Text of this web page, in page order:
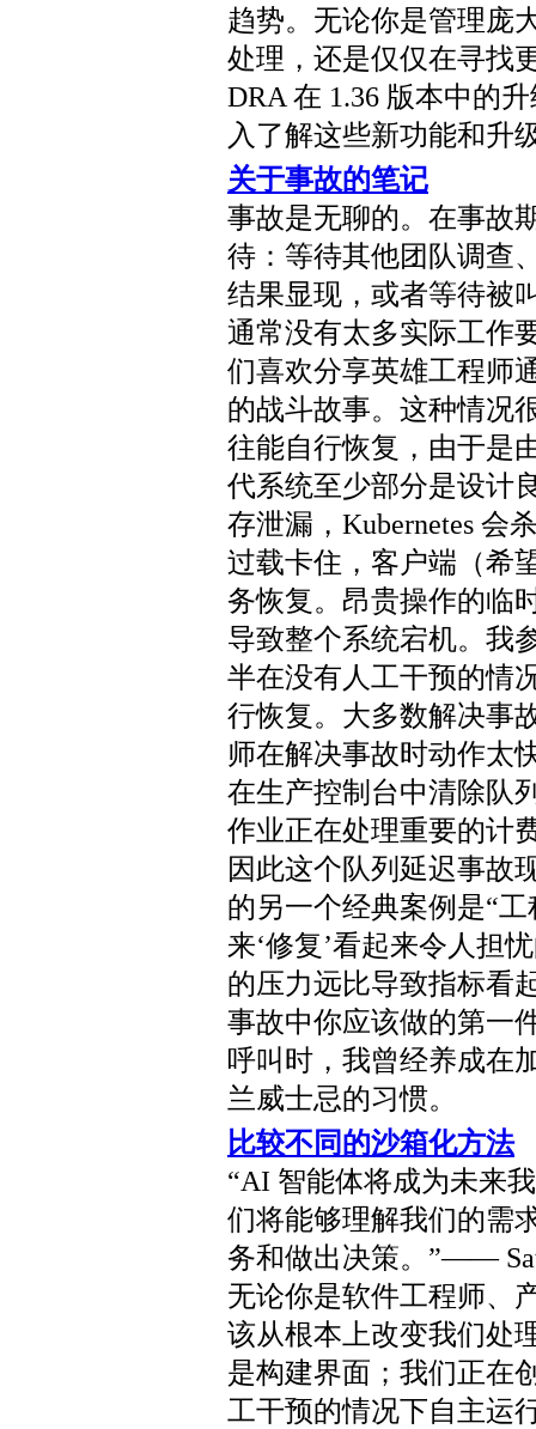
趋势。无论你是管理庞
处理，还是仅仅在寻找
DRA 在 1.36 版本中的
入了解这些新功能和升
关于事故的笔记
事故是无聊的。在事故
待：等待其他团队调查
结果显现，或者等待被
通常没有太多实际工作
们喜欢分享英雄工程师
的战斗故事。这种情况
往能自行恢复，由于是
代系统至少部分是设计
存泄漏，Kubernetes 会
过载卡住，客户端（希
务恢复。昂贵操作的临
导致整个系统宕机。我
半在没有人工干预的情
行恢复。大多数解决事
师在解决事故时动作太
在生产控制台中清除队
作业正在处理重要的计
因此这个队列延迟事故
的另一个经典案例是“
来‘修复’看起来令人担
的压力远比导致指标看
事故中你应该做的第一
呼叫时，我曾经养成在
兰威士忌的习惯。
比较不同的沙箱化方法
“AI 智能体将成为未来
们将能够理解我们的需
务和做出决策。”——
无论你是软件工程师、
该从根本上改变我们处
是构建界面；我们正在
工干预的情况下自主运